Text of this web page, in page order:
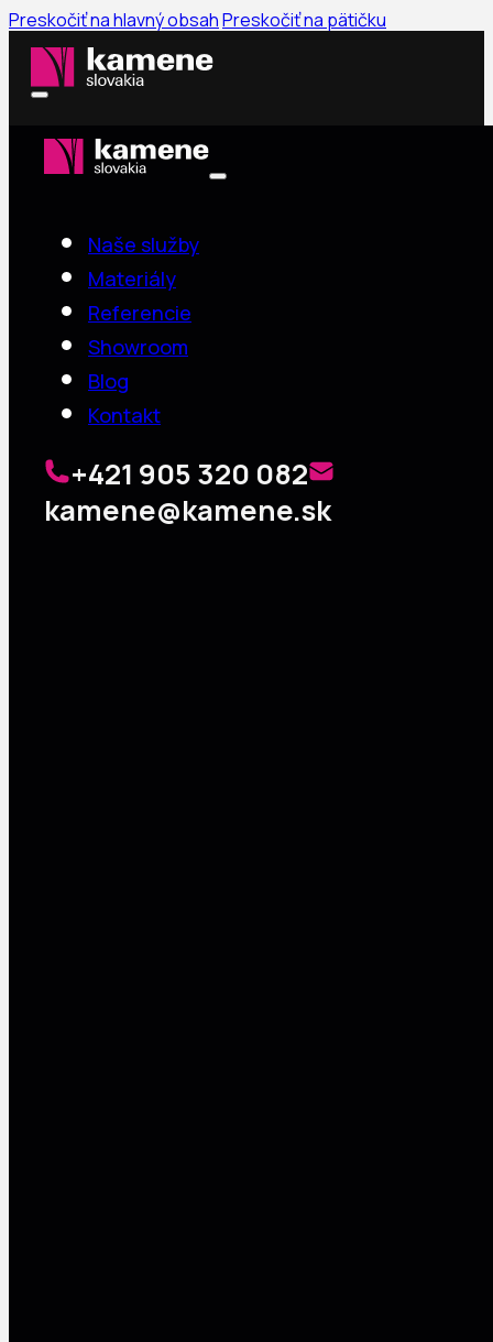
Preskočiť na hlavný obsahPreskočiť na pätičku
Naše služby
Materiály
Referencie
Showroom
Blog
Kontakt
+421 905 320 082
kamene@kamene.sk